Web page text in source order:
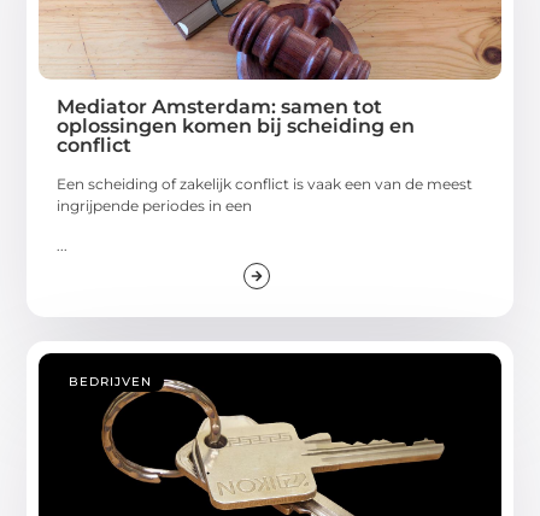
Mediator Amsterdam: samen tot
oplossingen komen bij scheiding en
conflict
Een scheiding of zakelijk conflict is vaak een van de meest
ingrijpende periodes in een
BEDRIJVEN